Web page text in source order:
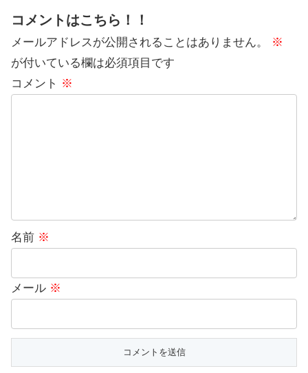
コメントはこちら！！
メールアドレスが公開されることはありません。
※
が付いている欄は必須項目です
コメント ※
名前 ※
メール ※